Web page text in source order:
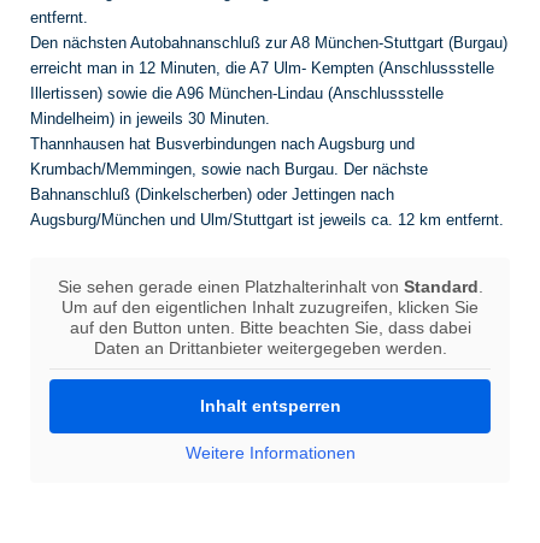
entfernt.
Den nächsten Autobahnanschluß zur A8 München-Stuttgart (Burgau)
erreicht man in 12 Minuten, die A7 Ulm- Kempten (Anschlussstelle
Illertissen) sowie die A96 München-Lindau (Anschlussstelle
Mindelheim) in jeweils 30 Minuten.
Thannhausen hat Busverbindungen nach Augsburg und
Krumbach/Memmingen, sowie nach Burgau. Der nächste
Bahnanschluß (Dinkelscherben) oder Jettingen nach
Augsburg/München und Ulm/Stuttgart ist jeweils ca. 12 km entfernt.
Sie sehen gerade einen Platzhalterinhalt von Standard
Um auf den eigentlichen Inhalt zuzugreifen, klicken Sie
auf den Button unten. Bitte beachten Sie, dass dabei
Daten an Drittanbieter weitergegeben werden.
Inhalt entsperren
Weitere Informationen